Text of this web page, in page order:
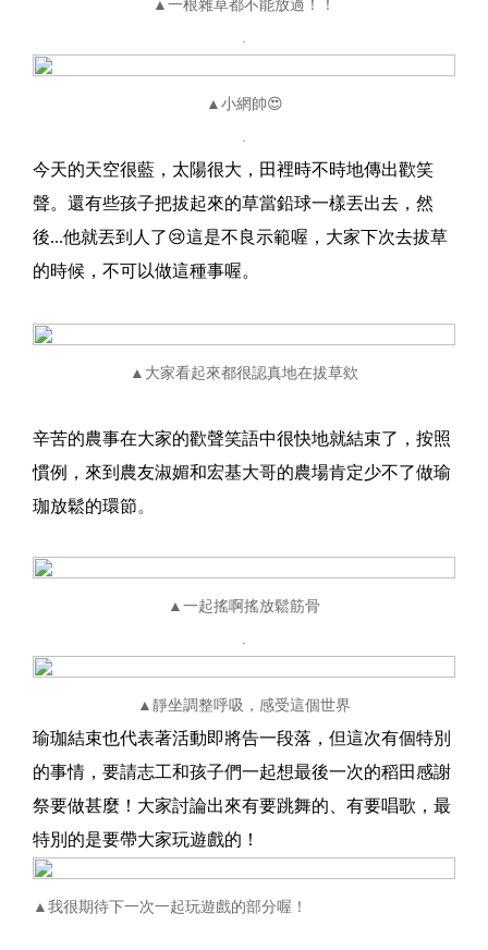
▲一根雜草都不能放過！！
.
▲小網帥😍
.
今天的天空很藍，太陽很大，田裡時不時地傳出歡笑
聲。還有些孩子把拔起來的草當鉛球一樣丟出去，然
後...他就丟到人了😢這是不良示範喔，大家下次去拔草
的時候，不可以做這種事喔。
▲大家看起來都很認真地在拔草欸
辛苦的農事在大家的歡聲笑語中很快地就結束了，按照
慣例，來到農友淑媚和宏基大哥的農場肯定少不了做瑜
珈放鬆的環節。
▲一起搖啊搖放鬆筋骨
▲靜坐調整呼吸，感受這個世界
瑜珈結束也代表著活動即將告一段落，但這次有個特別
的事情，要請志工和孩子們一起想最後一次的稻田感謝
祭要做甚麼！大家討論出來有要跳舞的、有要唱歌，最
特別的是要帶大家玩遊戲的！
▲我很期待下一次一起玩遊戲的部分喔！